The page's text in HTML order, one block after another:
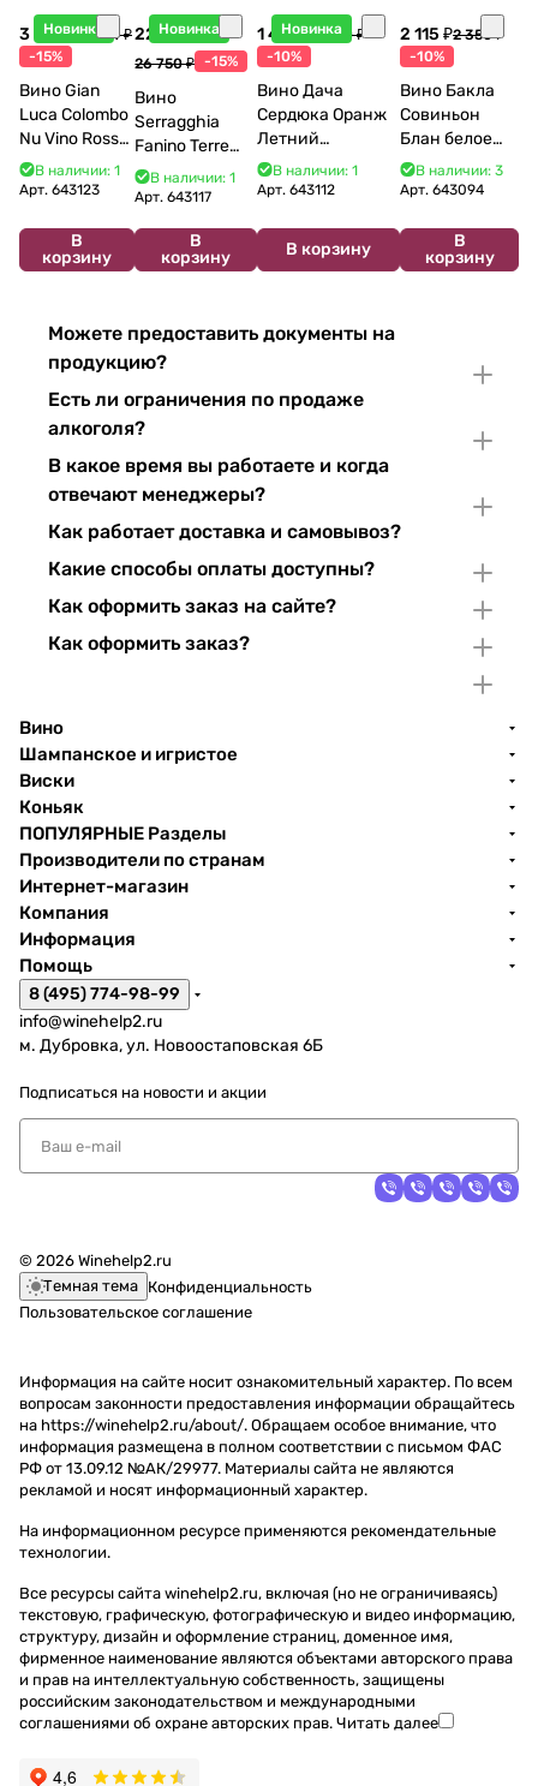
Новинка
3 998 ₽4 704 ₽
-15%
Вино Gian
Luca Colombo
Nu Vino Rosso
2025 750 мл
В наличии: 1
Арт. 643123
В
корзину
Новинка
22 738 ₽
26 750 ₽ -15%
Вино
Serragghia
Fanino Terre
Siciliane IGP
2022 750 мл
В наличии: 1
Арт.643117
В
корзину
Новинка
1 440 ₽1 600 ₽
-10%
Вино Дача
Сердюка Оранж
Летний
Сибирьковый
2024 750 мл
В наличии: 1
Арт. 643112
В корзину
2 115 ₽2 350 ₽
-10%
Вино Бакла
Совиньон
Блан белое
сухое 750 мл
12%
В наличии: 3
Арт.643094
В
корзину
Можете предоставить документы на
продукцию?
Есть ли ограничения по продаже
алкоголя?
В какое время вы работаете и когда
отвечают менеджеры?
Как работает доставка и самовывоз?
Какие способы оплаты доступны?
Как оформить заказ на сайте?
Как оформить заказ?
Вино
Шампанское и игристое
Виски
Коньяк
ПОПУЛЯРНЫЕ Разделы
Производители по странам
Интернет-магазин
Компания
Информация
Помощь
8 (495) 774-98-99
info@winehelp2.ru
м. Дубровка, ул. Новоостаповская 6Б
Подписаться на новости и акции
© 2026 Winehelp2.ru
Темная тема Конфиденциальность
Пользовательское соглашение
Информация на сайте носит ознакомительный характер. По всем
вопросам законности предоставления информации обращайтесь
на https://winehelp2.ru/about/. Обращаем особое внимание, что
информация размещена в полном соответствии с письмом ФАС
РФ от 13.09.12 №АК/29977. Материалы сайта не являются
рекламой и носят информационный характер.
На информационном ресурсе применяются рекомендательные
технологии.
Все ресурсы сайта winehelp2.ru, включая (но не ограничиваясь)
текстовую, графическую, фотографическую и видео информацию,
структуру, дизайн и оформление страниц, доменное имя,
фирменное наименование являются объектами авторского права
и прав на интеллектуальную собственность, защищены
российским законодательством и международными
соглашениями об охране авторских прав. Читать далее